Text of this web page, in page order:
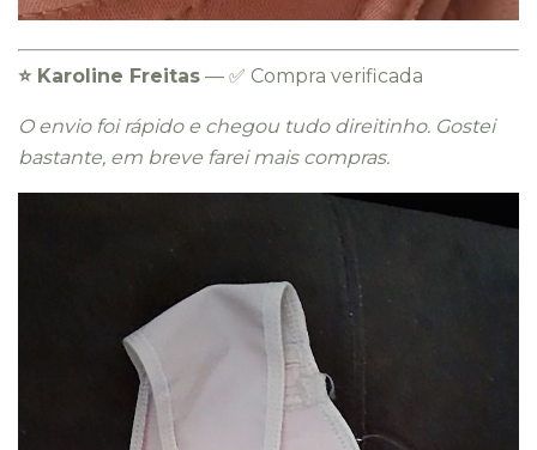
⭐️ Karoline Freitas — ✅ Compra verificada
O envio foi rápido e chegou tudo direitinho. Gostei
bastante, em breve farei mais compras.